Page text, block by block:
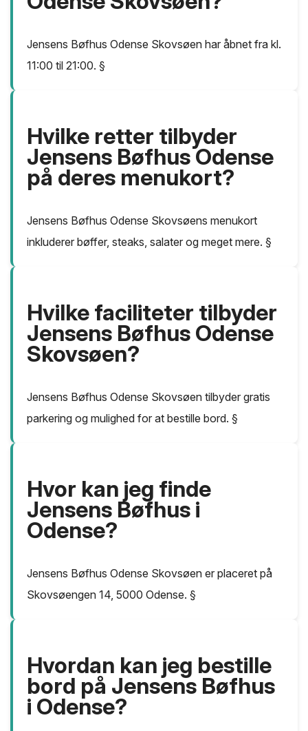
Jensens Bøfhus Odense Skovsøen har åbnet fra kl.
11:00 til 21:00. §
Hvilke retter tilbyder
Jensens Bøfhus Odense
på deres menukort?
Jensens Bøfhus Odense Skovsøens menukort
inkluderer bøffer, steaks, salater og meget mere. §
Hvilke faciliteter tilbyder
Jensens Bøfhus Odense
Skovsøen?
Jensens Bøfhus Odense Skovsøen tilbyder gratis
parkering og mulighed for at bestille bord. §
Hvor kan jeg finde
Jensens Bøfhus i
Odense?
Jensens Bøfhus Odense Skovsøen er placeret på
Skovsøengen 14, 5000 Odense. §
Hvordan kan jeg bestille
bord på Jensens Bøfhus
i Odense?